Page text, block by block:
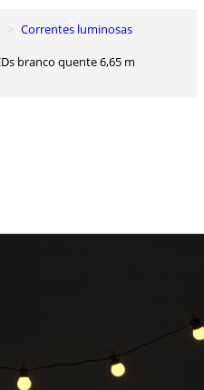
Correntes luminosas